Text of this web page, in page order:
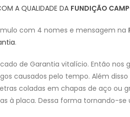
A QUALIDADE DA FUNDIÇÃO
com 4 nomes e mensagem na
.
de Garantia vitalício. Então
causados pelo tempo. Além
coladas em chapas de aço ou
à placa. Dessa forma tornando-se